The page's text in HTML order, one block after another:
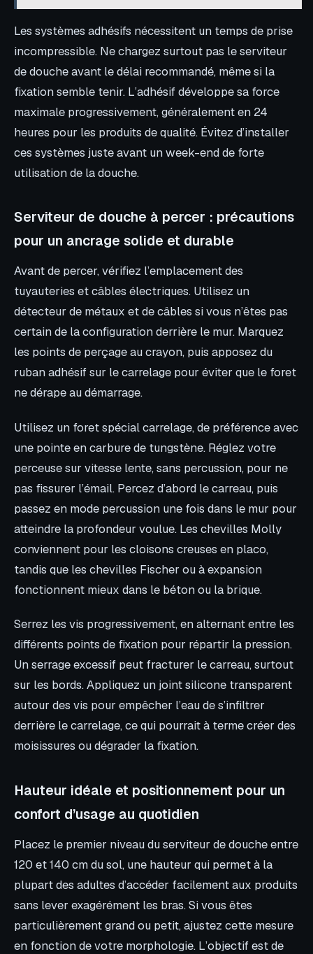
Les systèmes adhésifs nécessitent un temps de prise
incompressible. Ne chargez surtout pas le serviteur
de douche avant le délai recommandé, même si la
fixation semble tenir. L’adhésif développe sa force
maximale progressivement, généralement en 24
heures pour les produits de qualité. Évitez d’installer
ces systèmes juste avant un week-end de forte
utilisation de la douche.
Serviteur de douche à percer : précautions
pour un ancrage solide et durable
Avant de percer, vérifiez l’emplacement des
tuyauteries et câbles électriques. Utilisez un
détecteur de métaux et de câbles si vous n’êtes pas
certain de la configuration derrière le mur. Marquez
les points de perçage au crayon, puis apposez du
ruban adhésif sur le carrelage pour éviter que le foret
ne dérape au démarrage.
Utilisez un foret spécial carrelage, de préférence avec
une pointe en carbure de tungstène. Réglez votre
perceuse sur vitesse lente, sans percussion, pour ne
pas fissurer l’émail. Percez d’abord le carreau, puis
passez en mode percussion une fois dans le mur pour
atteindre la profondeur voulue. Les chevilles Molly
conviennent pour les cloisons creuses en placo,
tandis que les chevilles Fischer ou à expansion
fonctionnent mieux dans le béton ou la brique.
Serrez les vis progressivement, en alternant entre les
différents points de fixation pour répartir la pression.
Un serrage excessif peut fracturer le carreau, surtout
sur les bords. Appliquez un joint silicone transparent
autour des vis pour empêcher l’eau de s’infiltrer
derrière le carrelage, ce qui pourrait à terme créer des
moisissures ou dégrader la fixation.
Hauteur idéale et positionnement pour un
confort d’usage au quotidien
Placez le premier niveau du serviteur de douche entre
120 et 140 cm du sol, une hauteur qui permet à la
plupart des adultes d’accéder facilement aux produits
sans lever exagérément les bras. Si vous êtes
particulièrement grand ou petit, ajustez cette mesure
en fonction de votre morphologie. L’objectif est de